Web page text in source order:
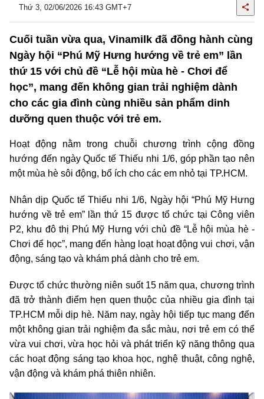
Thứ 3, 02/06/2026 16:43 GMT+7
Cuối tuần vừa qua, Vinamilk đã đồng hành cùng
Ngày hội “Phú Mỹ Hưng hướng về trẻ em” lần
thứ 15 với chủ đề “Lễ hội mùa hè - Chơi để
học”, mang đến không gian trải nghiệm dành
cho các gia đình cùng nhiều sản phẩm dinh
dưỡng quen thuộc với trẻ em.
Hoạt động nằm trong chuỗi chương trình cộng đồng
hướng đến ngày Quốc tế Thiếu nhi 1/6, góp phần tạo nên
một mùa hè sôi động, bổ ích cho các em nhỏ tại TP.HCM.
Nhân dịp Quốc tế Thiếu nhi 1/6, Ngày hội “Phú Mỹ Hưng
hướng về trẻ em” lần thứ 15 được tổ chức tại Công viên
P2, khu đô thị Phú Mỹ Hưng với chủ đề “Lễ hội mùa hè -
Chơi để học”, mang đến hàng loạt hoạt động vui chơi, vận
động, sáng tạo và khám phá dành cho trẻ em.
Được tổ chức thường niên suốt 15 năm qua, chương trình
đã trở thành điểm hẹn quen thuộc của nhiều gia đình tại
TP.HCM mỗi dịp hè. Năm nay, ngày hội tiếp tục mang đến
một không gian trải nghiệm đa sắc màu, nơi trẻ em có thể
vừa vui chơi, vừa học hỏi và phát triển kỹ năng thông qua
các hoạt động sáng tạo khoa học, nghệ thuật, công nghệ,
vận động và khám phá thiên nhiên.